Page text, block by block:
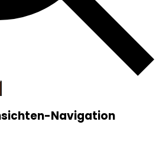
Navigation